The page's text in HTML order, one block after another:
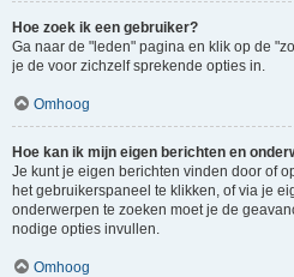
Hoe zoek ik een gebruiker?
Ga naar de "leden" pagina en klik op de
je de voor zichzelf sprekende opties in.
Omhoog
Hoe kan ik mijn eigen berichten en
Je kunt je eigen berichten vinden door of
het gebruikerspaneel te klikken, of via je
onderwerpen te zoeken moet je de
nodige opties invullen.
Omhoog